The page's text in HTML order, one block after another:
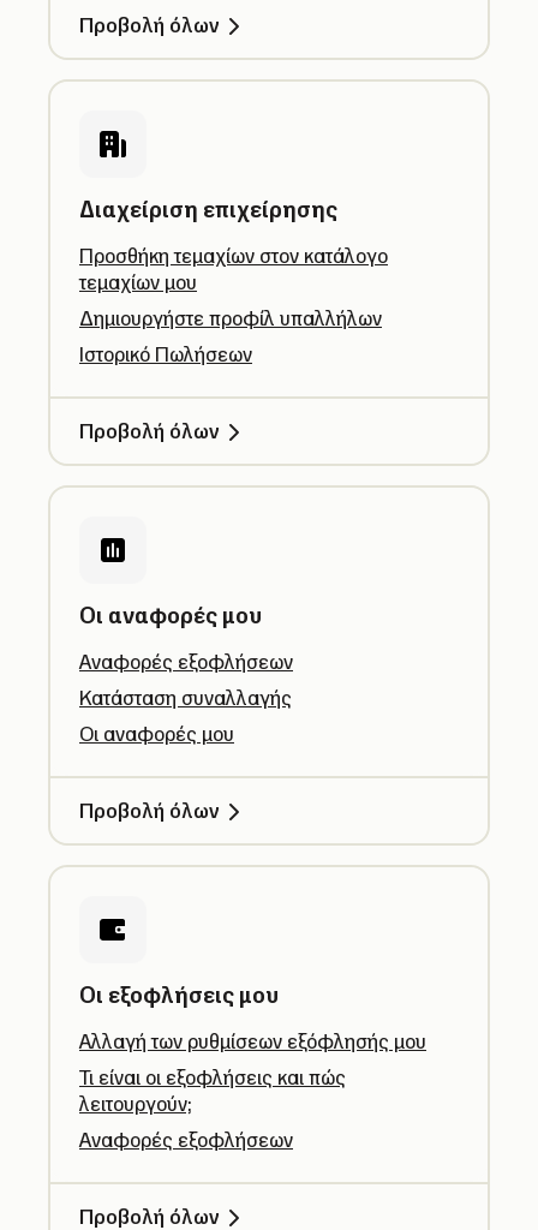
Προβολή όλων
Διαχείριση επιχείρησης
Προσθήκη τεμαχίων στον κατάλογο
τεμαχίων μου
Δημιουργήστε προφίλ υπαλλήλων
Ιστορικό Πωλήσεων
Προβολή όλων
Οι αναφορές μου
Αναφορές εξοφλήσεων
Κατάσταση συναλλαγής
Οι αναφορές μου
Προβολή όλων
Οι εξοφλήσεις μου
Αλλαγή των ρυθμίσεων εξόφλησής μου
Τι είναι οι εξοφλήσεις και πώς
λειτουργούν;
Αναφορές εξοφλήσεων
Προβολή όλων